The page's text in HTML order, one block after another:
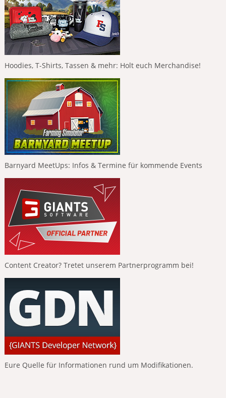
Hoodies, T-Shirts, Tassen & mehr: Holt euch Merchandise!
Barnyard MeetUps: Infos & Termine für kommende Events
Content Creator? Tretet unserem Partnerprogramm bei!
Eure Quelle für Informationen rund um Modifikationen.